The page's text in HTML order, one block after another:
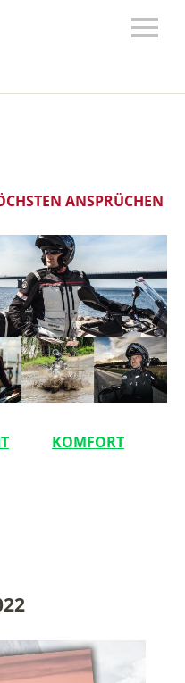
ANSPRÜCHEN
KOMFORT